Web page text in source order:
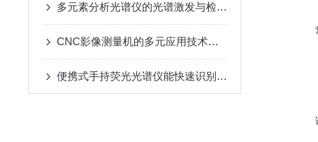
多元素分析光谱仪的光谱激发与检测技术原理深度解析
CNC影像测量机的多元应用技术指南
便携式手持荧光光谱仪能快速识别和分类不同种类的金属合金